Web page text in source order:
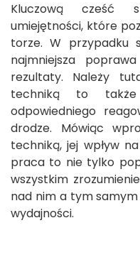
Kluczową cześć
umiejętności, które
torze. W przypadku
najmniejsza
rezultaty. Należy
techniką to
odpowiedniego
drodze. Mówiąc
techniką, jej wpływ
praca to nie tylko
wszystkim
nad nim a tym
wydajności.